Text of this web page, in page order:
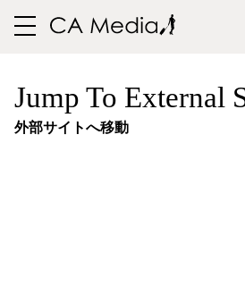
toggle
Jump To External
外部サイトへ移動